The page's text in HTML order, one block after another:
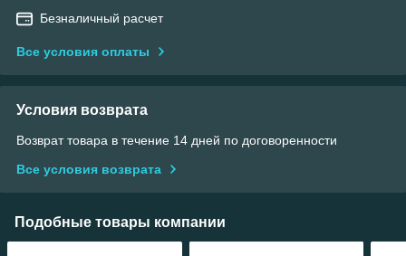
Безналичный расчет
Все условия оплаты
Условия возврата
Возврат товара в течение 14 дней по договоренности
Все условия возврата
Подобные товары компании